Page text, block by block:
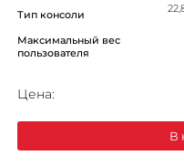
Тип консоли
Максимальный вес
пользователя
Цена:
В